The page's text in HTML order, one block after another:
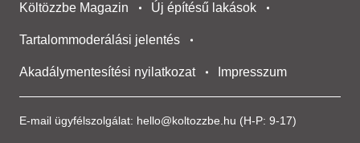
E-mail ügyfélszolgálat: hello@koltozzbe.hu (H-P: 9-17)
Költözzbe Magazin Új építésű lakások
Tartalommoderálási jelentés
Akadálymentesítési nyilatkozat Impresszum